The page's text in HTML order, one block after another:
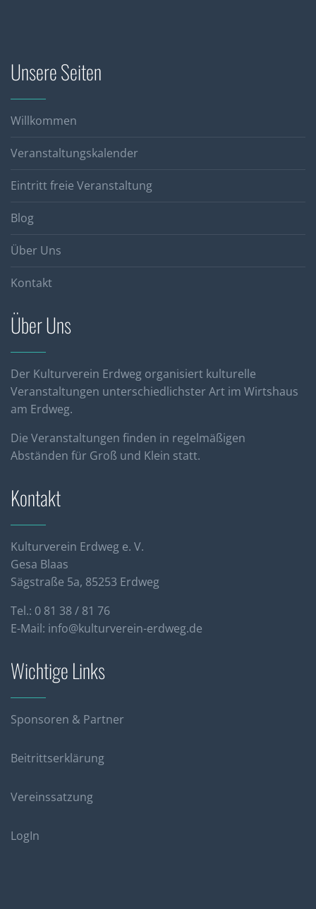
Unsere Seiten
Willkommen
Veranstaltungskalender
Eintritt freie Veranstaltung
Blog
Über Uns
Kontakt
Über Uns
Der Kulturverein Erdweg organisiert kulturelle
Veranstaltungen unterschiedlichster Art im Wirtshaus
am Erdweg.
Die Veranstaltungen finden in regelmäßigen
Abständen für Groß und Klein statt.
Kontakt
Kulturverein Erdweg e. V.
Gesa Blaas
Sägstraße 5a, 85253 Erdweg
Tel.: 0 81 38 / 81 76
E-Mail: info@kulturverein-erdweg.de
Wichtige Links
Sponsoren & Partner
Beitrittserklärung
Vereinssatzung
LogIn